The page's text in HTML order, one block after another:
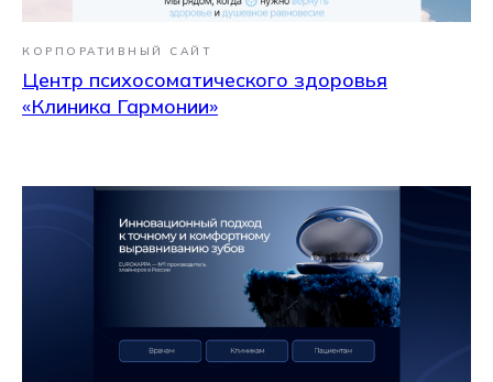
КОРПОРАТИВНЫЙ САЙТ
Центр психосоматического здоровья
«Клиника Гармонии»